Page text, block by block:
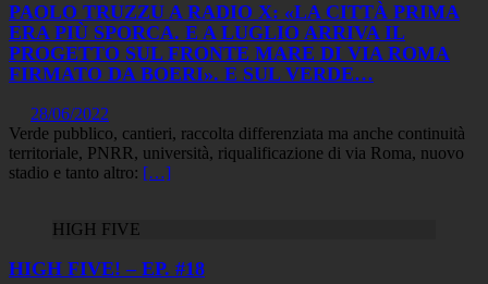
PAOLO TRUZZU A RADIO X: «LA CITTÀ PRIMA
ERA PIÙ SPORCA. E A LUGLIO ARRIVA IL
PROGETTO SUL FRONTE MARE DI VIA ROMA
FIRMATO DA BOERI». E SUL VERDE…
28/06/2022
Verde pubblico, cantieri, raccolta differenziata ma anche continuità
territoriale, PNRR, università, riqualificazione di via Roma, nuovo
stadio e tanto altro: […]
HIGH FIVE
HIGH FIVE! – EP. #18